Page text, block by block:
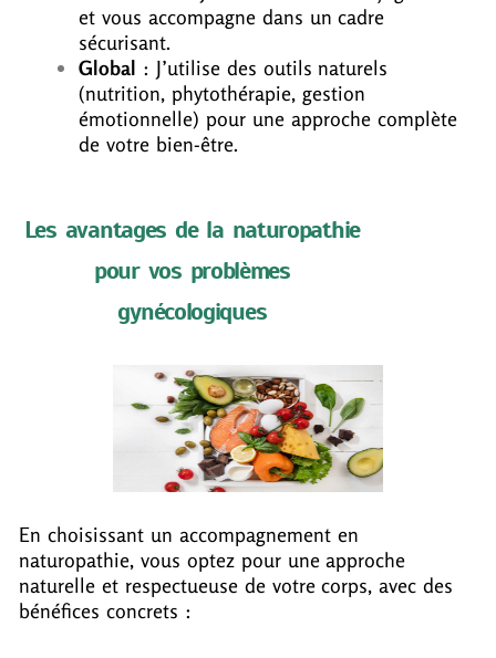
et vous accompagne dans un cadre
sécurisant.
Global : J’utilise des outils naturels
(nutrition, phytothérapie, gestion
émotionnelle) pour une approche complète
de votre bien-être.
Les avantages de la naturopathie
pour vos problèmes
gynécologiques
En choisissant un accompagnement en
naturopathie, vous optez pour une approche
naturelle et respectueuse de votre corps, avec des
bénéfices concrets :